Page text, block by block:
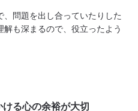
問題を出し合っていたりした
も深まるので、役立ったよう
る心の余裕が大切